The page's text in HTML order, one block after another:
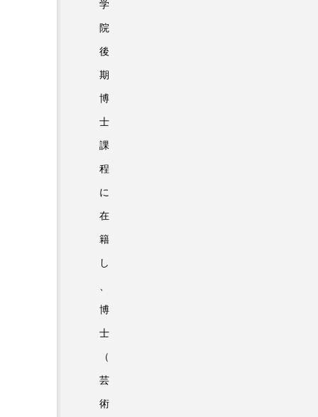
学
院
後
期
博
士
課
程
に
在
籍
し
博
士
（
芸
術